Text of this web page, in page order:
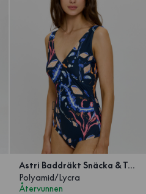
Astri Baddräkt Snäcka & Tång
Polyamid/Lycra
Återvunnen